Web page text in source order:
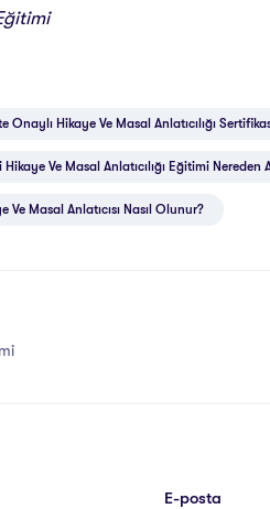
Onaylı Hikaye Ve Masal Anlatıcılığı
Ve Masal Anlatıcılığı Eğitimi Nereden
Ve Masal Anlatıcısı Nasıl Olunur?
E-posta